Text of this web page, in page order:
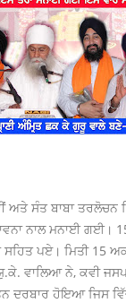
ਅਤੇ ਸੰਤ ਬਾਬਾ
ਨਾਲ ਮਨਾਈ ਗਈ।
ਪਏ। ਮਿਤੀ 15
ਵਾਲਿਆ ਨੇ, ਕਵੀ
ਹੋਇਆ ਜਿਸ